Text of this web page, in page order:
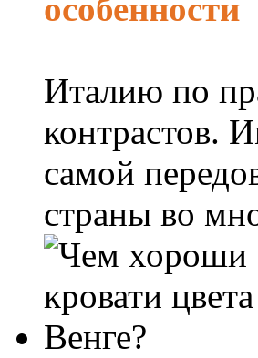
особенности
Италию по
контрастов.
самой
страны во